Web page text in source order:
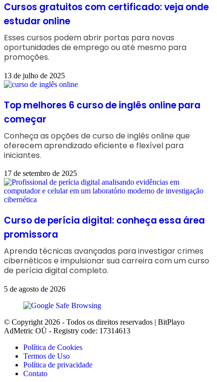
Cursos gratuitos com certificado: veja onde
estudar online
Esses cursos podem abrir portas para novas
oportunidades de emprego ou até mesmo para
promoções.
13 de julho de 2025
Top melhores 6 curso de inglês online para
começar
Conheça as opções de curso de inglês online que
oferecem aprendizado eficiente e flexível para
iniciantes.
17 de setembro de 2025
Curso de perícia digital: conheça essa área
promissora
Aprenda técnicas avançadas para investigar crimes
cibernéticos e impulsionar sua carreira com um curso
de perícia digital completo.
5 de agosto de 2026
© Copyright 2026 - Todos os direitos reservados | BitPlayo
AdMetric OÜ - Registry code: 17314613
Política de Cookies
Termos de Uso
Política de privacidade
Contato